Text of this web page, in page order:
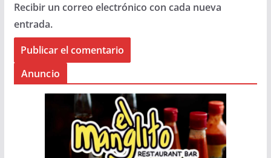
Recibir un correo electrónico con cada nueva
entrada.
Anuncio